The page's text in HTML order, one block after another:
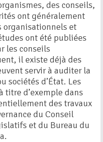
des conseils,
ont généralement
organisationnels et
ont été publiées
les conseils
il existe déjà des
servir à auditer la
sociétés d’État. Les
titre d’exemple dans
des travaux
du Conseil
et du Bureau du